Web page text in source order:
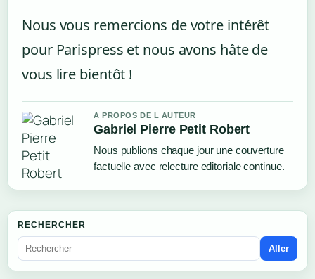
Nous vous remercions de votre intérêt
pour Parispress et nous avons hâte de
vous lire bientôt !
A PROPOS DE L AUTEUR
Gabriel Pierre Petit Robert
Nous publions chaque jour une couverture
factuelle avec relecture editoriale continue.
RECHERCHER
Aller